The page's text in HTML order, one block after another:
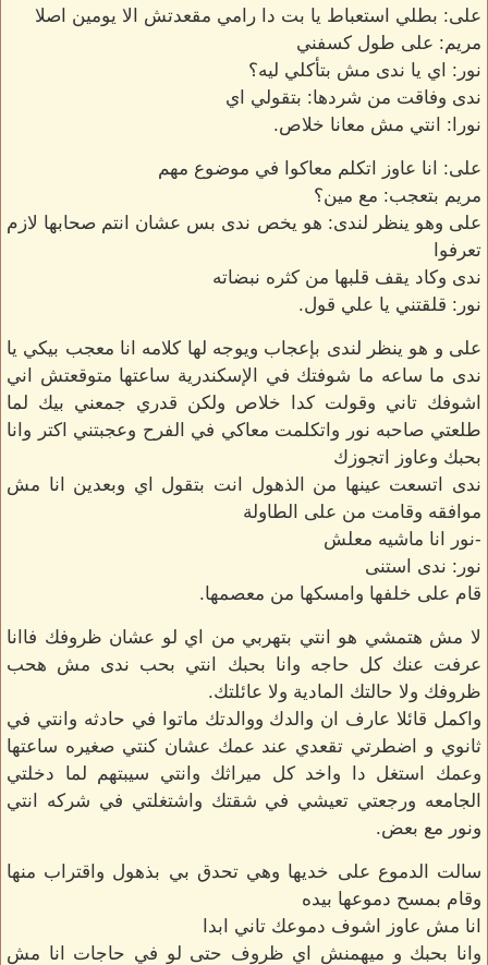
على: بطلي استعباط يا بت دا رامي مقعدتش الا يومين اصلا
مريم: على طول كسفني
نور: اي يا ندى مش بتأكلي ليه؟
ندى وفاقت من شردها: بتقولي اي
نورا: انتي مش معانا خلاص.
على: انا عاوز اتكلم معاكوا في موضوع مهم
مريم بتعجب: مع مين؟
على وهو ينظر لندى: هو يخص ندى بس عشان انتم صحابها لازم
تعرفوا
ندى وكاد يقف قلبها من كثره نبضاته
نور: قلقتني يا علي قول.
على و هو ينظر لندى بإعجاب ويوجه لها كلامه انا معجب بيكي يا
ندى ما ساعه ما شوفتك في الإسكندرية ساعتها متوقعتش اني
اشوفك تاني وقولت كدا خلاص ولكن قدري جمعني بيك لما
طلعتي صاحبه نور واتكلمت معاكي في الفرح وعجبتني اكتر وانا
بحبك وعاوز اتجوزك
ندى اتسعت عينها من الذهول انت بتقول اي وبعدين انا مش
موافقه وقامت من على الطاولة
-نور انا ماشيه معلش
نور: ندى استنى
قام على خلفها وامسكها من معصمها.
لا مش هتمشي هو انتي بتهربي من اي لو عشان ظروفك فاانا
عرفت عنك كل حاجه وانا بحبك انتي بحب ندى مش هحب
ظروفك ولا حالتك المادية ولا عائلتك.
واكمل قائلا عارف ان والدك ووالدتك ماتوا في حادثه وانتي في
ثانوي و اضطرتي تقعدي عند عمك عشان كنتي صغيره ساعتها
وعمك استغل دا واخد كل ميراثك وانتي سيبتهم لما دخلتي
الجامعه ورجعتي تعيشي في شقتك واشتغلتي في شركه انتي
ونور مع بعض.
سالت الدموع على خديها وهي تحدق بي بذهول واقتراب منها
وقام بمسح دموعها بيده
انا مش عاوز اشوف دموعك تاني ابدا
وانا بحبك و ميهمنش اي ظروف حتى لو في حاجات انا مش